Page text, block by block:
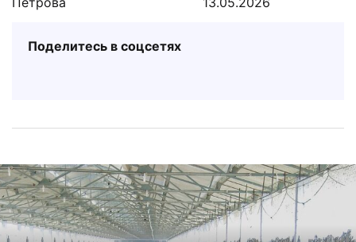
Поделитесь в соцсетях